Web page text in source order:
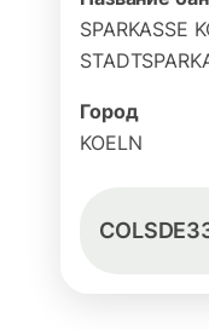
SPARKASSE
Город
KOELN